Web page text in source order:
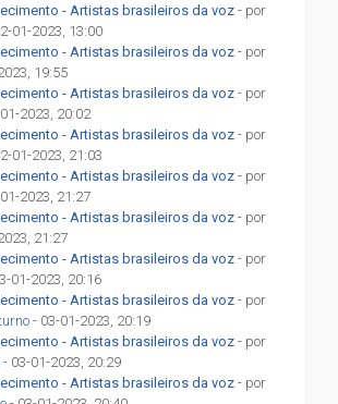
- Artistas brasileiros da voz - por
01-2023, 13:00
- Artistas brasileiros da voz - por
19:55
- Artistas brasileiros da voz - por
2023, 20:02
- Artistas brasileiros da voz - por
01-2023, 21:03
- Artistas brasileiros da voz - por
2023, 21:27
- Artistas brasileiros da voz - por
21:27
- Artistas brasileiros da voz - por
01-2023, 20:16
- Artistas brasileiros da voz - por
- 03-01-2023, 20:19
- Artistas brasileiros da voz - por
- 03-01-2023, 20:29
- Artistas brasileiros da voz - por